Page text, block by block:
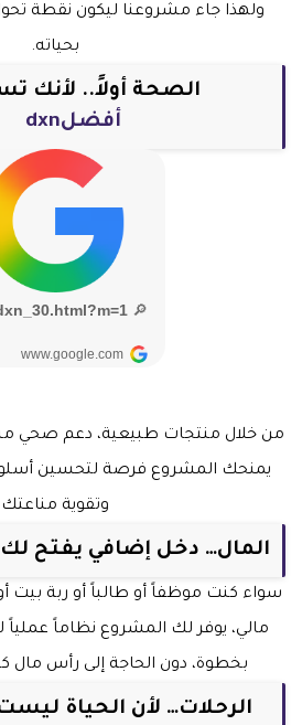
ولهذا جاء مشروعنا ليكون نقطة تحول
بحياته.
الصحة أولاً.. لأنك
أفضلdxn
من خلال منتجات طبيعية، دعم صحي
يمنحك المشروع فرصة لتحسين
وتقوية مناعتك
المال… دخل إضافي يفتح لك
سواء كنت موظفاً أو طالباً أو ربة بيت
مالي، يوفر لك المشروع نظاماً
بخطوة، دون الحاجة إلى رأس مال
الرحلات… لأن الحياة